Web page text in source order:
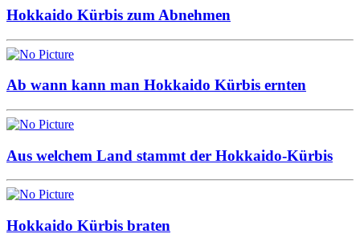
Hokkaido Kürbis zum Abnehmen
Ab wann kann man Hokkaido Kürbis ernten
Aus welchem Land stammt der Hokkaido-Kürbis
Hokkaido Kürbis braten